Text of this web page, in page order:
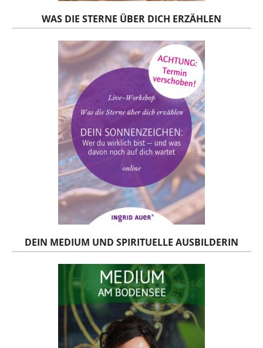
WAS DIE STERNE ÜBER DICH ERZÄHLEN
DEIN MEDIUM UND SPIRITUELLE AUSBILDERIN